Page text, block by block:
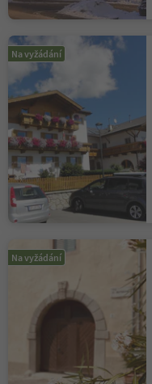
Na vyžádání
Na vyžádání